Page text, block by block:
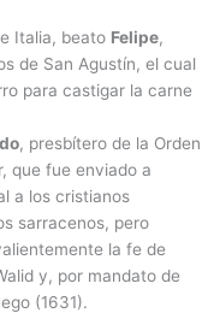
Italia, beato Felipe,
de San Agustín, el cual
para castigar la carne
, presbítero de la Orden
que fue enviado a
a los cristianos
sarracenos, pero
la fe de
y, por mandato de
(1631).